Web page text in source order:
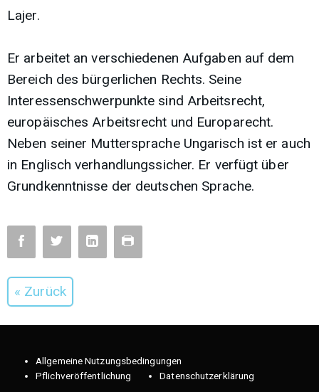
Lajer.
Er arbeitet an verschiedenen Aufgaben auf dem
Bereich des bürgerlichen Rechts. Seine
Interessenschwerpunkte sind Arbeitsrecht,
europäisches Arbeitsrecht und Europarecht.
Neben seiner Muttersprache Ungarisch ist er auch
in Englisch verhandlungssicher. Er verfügt über
Grundkenntnisse der deutschen Sprache.
« Zurück
Allgemeine Nutzungsbedingungen
Pflichveröffentlichung
Datenschutzerklärung